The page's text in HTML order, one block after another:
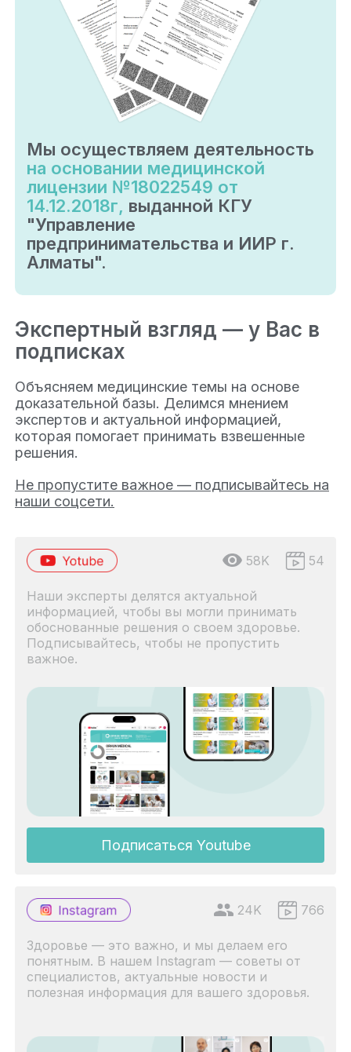
Мы осуществляем деятельность
на основании медицинской
лицензии №18022549 от
14.12.2018г, выданной КГУ
"Управление
предпринимательства и ИИР г.
Алматы".
Экспертный взгляд — у Вас в
подписках
Объясняем медицинские темы на основе
доказательной базы. Делимся мнением
экспертов и актуальной информацией,
которая помогает принимать взвешенные
решения.
Не пропустите важное — подписывайтесь на
наши соцсети.
58K 54
Наши эксперты делятся актуальной
информацией, чтобы вы могли принимать
обоснованные решения о своем здоровье.
Подписывайтесь, чтобы не пропустить
важное.
Подписаться Youtube
24K 766
Здоровье — это важно, и мы делаем его
понятным. В нашем Instagram — советы от
специалистов, актуальные новости и
полезная информация для вашего здоровья.